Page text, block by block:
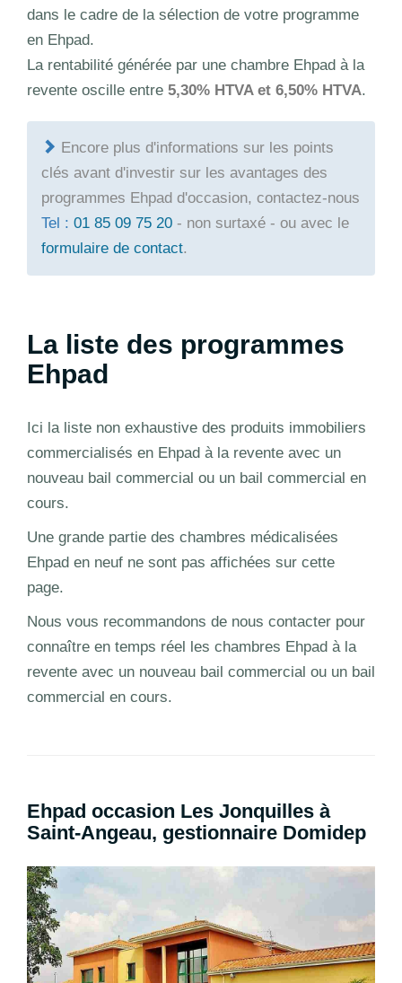
dans le cadre de la sélection de votre programme
en Ehpad.
La rentabilité générée par une chambre Ehpad à la
revente oscille entre 5,30% HTVA et 6,50% HTVA.
Encore plus d'informations sur les points
clés avant d'investir sur les avantages des
programmes Ehpad d'occasion, contactez-nous
Tel : 01 85 09 75 20 - non surtaxé - ou avec le
formulaire de contact.
La liste des programmes
Ehpad
Ici la liste non exhaustive des produits immobiliers
commercialisés en Ehpad à la revente avec un
nouveau bail commercial ou un bail commercial en
cours.
Une grande partie des chambres médicalisées
Ehpad en neuf ne sont pas affichées sur cette
page.
Nous vous recommandons de nous contacter pour
connaître en temps réel les chambres Ehpad à la
revente avec un nouveau bail commercial ou un bail
commercial en cours.
Ehpad occasion Les Jonquilles à
Saint-Angeau, gestionnaire Domidep